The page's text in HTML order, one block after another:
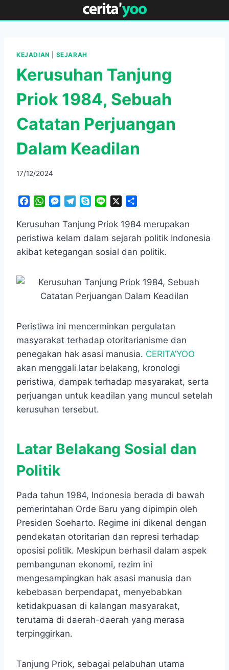
to
KEJADIAN SEJARAH
Kerusuhan Tanjung
Priok 1984, Sebuah
Catatan Perjuangan
Dalam Keadilan
17/12/2024
c
e
o
W
a
t
s
A
p
M
s
s
n
e
r
l
e
r
m
y
p
n
e
a
r
Kerusuhan Tanjung Priok 1984 merupakan
peristiwa kelam dalam sejarah politik Indonesia
akibat ketegangan sosial dan politik.
Peristiwa ini mencerminkan pergulatan
masyarakat terhadap otoritarianisme dan
penegakan hak asasi manusia. CERITA’YOO
akan menggali latar belakang, kronologi
peristiwa, dampak terhadap masyarakat, serta
perjuangan untuk keadilan yang muncul setelah
kerusuhan tersebut.
Latar Belakang Sosial dan
Politik
Pada tahun 1984, Indonesia berada di bawah
pemerintahan Orde Baru yang dipimpin oleh
Presiden Soeharto. Regime ini dikenal dengan
pendekatan otoritarian dan represi terhadap
oposisi politik. Meskipun berhasil dalam aspek
pembangunan ekonomi, rezim ini
mengesampingkan hak asasi manusia dan
kebebasan berpendapat, menyebabkan
ketidakpuasan di kalangan masyarakat,
terutama di daerah-daerah yang merasa
terpinggirkan.
Tanjung Priok, sebagai pelabuhan utama